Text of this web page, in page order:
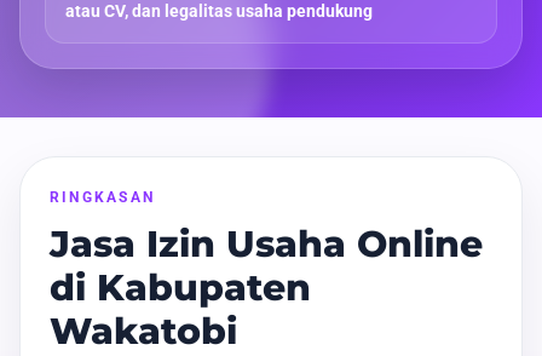
atau CV, dan legalitas usaha pendukung
RINGKASAN
Jasa Izin Usaha Online
di Kabupaten
Wakatobi